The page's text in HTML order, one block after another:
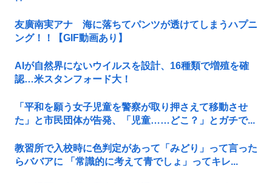
友廣南実アナ 海に落ちてパンツが透けてしまうハプニ
ング！！【GIF動画あり】
AIが自然界にないウイルスを設計、16種類で増殖を確
認…米スタンフォード大！
「平和を願う女子児童を警察が取り押さえて移動させ
た」と市民団体が告発、「児童……どこ？」とガチで...
教習所で入校時に色判定があって「みどり」って言った
らババアに 「常識的に考えて青でしょ」ってキレ...